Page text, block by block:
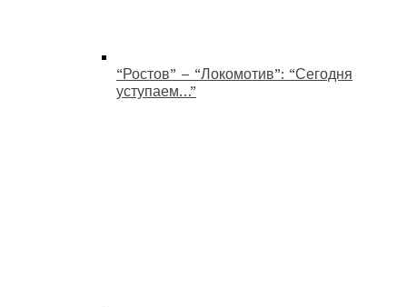
“Ростов” – “Локомотив”: “Сегодня
уступаем…”